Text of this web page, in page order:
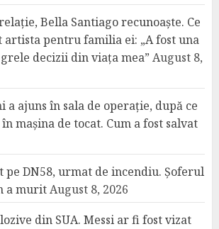
Bella Santiago recunoaște. Ce
artista pentru familia ei: „A fost una
decizii din viața mea” August 8,
a ajuns în sala de operație, după ce
mașina de tocat. Cum a fost salvat
pe DN58, urmat de incendiu. Șoferul
a muritAugust 8, 2026
din SUA. Messi ar fi fost vizat